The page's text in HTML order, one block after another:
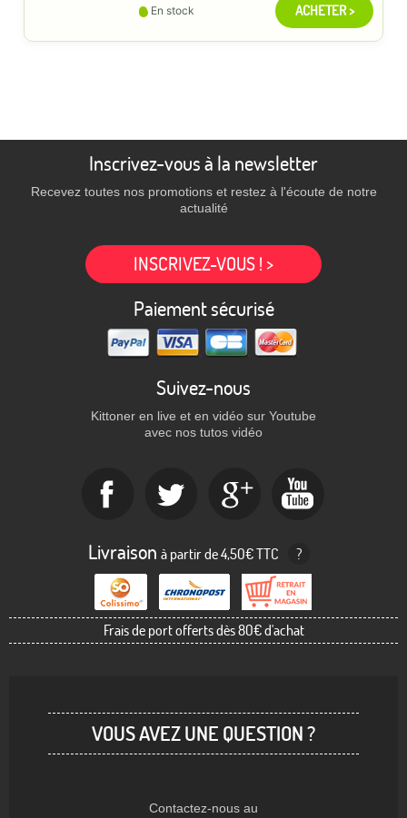
En stock ACHETER >
Inscrivez-vous à la newsletter
Recevez toutes nos promotions et restez à l'écoute de notre
actualité
INSCRIVEZ-VOUS ! >
Paiement sécurisé
Suivez-nous
Kittoner en live et en vidéo sur Youtube
avec nos tutos vidéo
Livraison à partir de 4,50€ TTC ?
Frais de port offerts dès 80€ d'achat
VOUS AVEZ UNE QUESTION ?
Contactez-nous au